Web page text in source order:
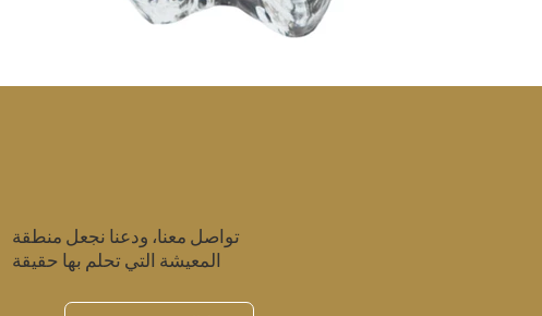
تواصل معنا، ودعنا نجعل منطقة
المعيشة التي تحلم بها حقيقة